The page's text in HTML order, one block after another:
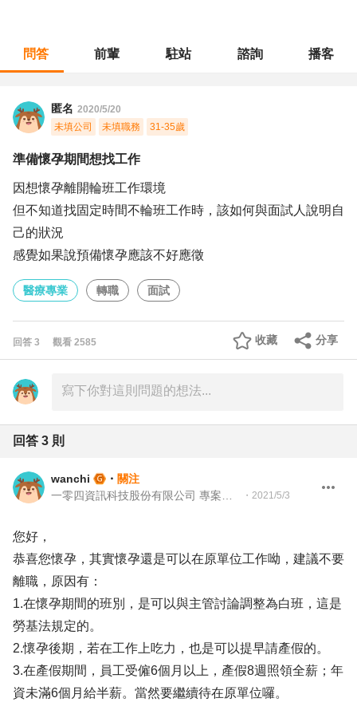
問答 前輩 駐站 諮詢 播客
匿名 2020/5/20
未填公司
未填職務 31-35歲
準備懷孕期間想找工作
因想懷孕離開輪班工作環境
但不知道找固定時間不輪班工作時，該如何與面試人說明自
己的狀況
感覺如果說預備懷孕應該不好應徵
醫療專業 轉職 面試
回答 3 觀看 2585 分享
收藏
回答 3 則
wanchi ・ 關注
・ 2021/5/3
您好，
恭喜您懷孕，其實懷孕還是可以在原單位工作呦，建議不要
離職，原因有：
1.在懷孕期間的班別，是可以與主管討論調整為白班，這是
勞基法規定的。
2.懷孕後期，若在工作上吃力，也是可以提早請產假的。
3.在產假期間，員工受僱6個月以上，產假8週照領全薪；年
資未滿6個月給半薪。當然要繼續待在原單位囉。